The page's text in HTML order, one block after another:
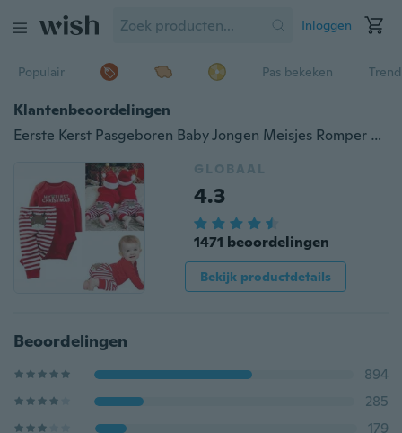
Inloggen
Populair Pas bekeken
Klantenbeoordelingen
Eerste Kerst Pasgeboren Baby Jongen Meisjes Romper + Broek Bodysuit Outfits Xmas
GLOBAAL
4.3
1471 beoordelingen
Bekijk productdetails
Beoordelingen
894
285
179